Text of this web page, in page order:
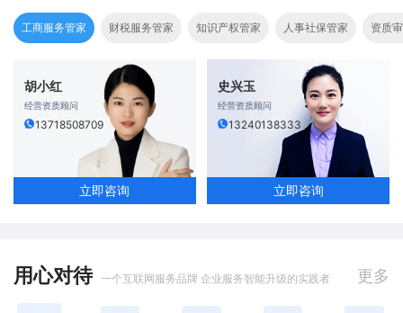
工商服务管家 财税服务管家 知识产权管家 人事社保管家 资质
胡小红
经营资质顾问
13718508709
立即咨询
史兴玉
经营资质顾问
13240138333
立即咨询
用心对待 一个互联网服务品牌 企业服务智能升级的实践者 更多